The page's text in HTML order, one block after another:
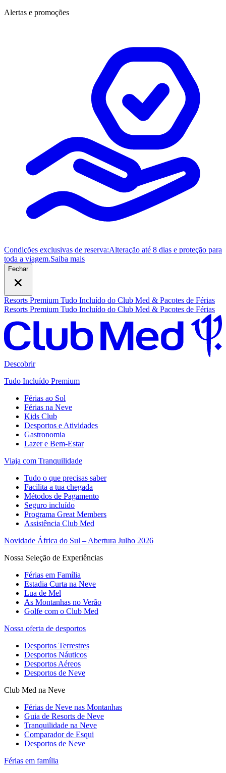
Alertas e promoções
Condições exclusivas de reserva:Alteração até 8 dias e proteção para
toda a viagem.Saiba mais
Fechar
Resorts Premium Tudo Incluído do Club Med & Pacotes de Férias
Resorts Premium Tudo Incluído do Club Med & Pacotes de Férias
Descobrir
Tudo Incluído Premium
Férias ao Sol
Férias na Neve
Kids Club
Desportos e Atividades
Gastronomia
Lazer e Bem-Estar
Viaja com Tranquilidade
Tudo o que precisas saber
Facilita a tua chegada
Métodos de Pagamento
Seguro incluído
Programa Great Members
Assistência Club Med
Novidade África do Sul – Abertura Julho 2026
Nossa Seleção de Experiências
Férias em Família
Estadia Curta na Neve
Lua de Mel
As Montanhas no Verão
Golfe com o Club Med
Nossa oferta de desportos
Desportos Terrestres
Desportos Náuticos
Desportos Aéreos
Desportos de Neve
Club Med na Neve
Férias de Neve nas Montanhas
Guia de Resorts de Neve
Tranquilidade na Neve​
Comparador de Esqui
Desportos de Neve
Férias em família